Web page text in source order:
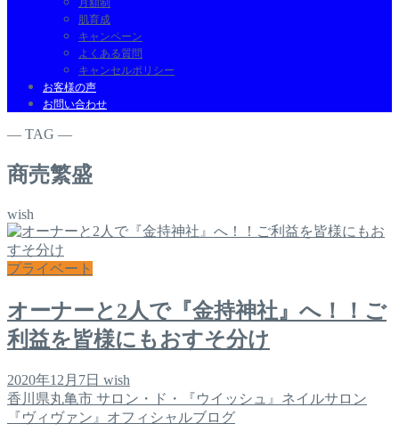
月額制
肌育成
キャンペーン
よくある質問
キャンセルポリシー
お客様の声
お問い合わせ
― TAG ―
商売繁盛
wish
プライベート
オーナーと2人で『金持神社』へ！！ご
利益を皆様にもおすそ分け
2020年12月7日 wish
香川県丸亀市 サロン・ド・『ウイッシュ』ネイルサロン
『ヴィヴァン』オフィシャルブログ